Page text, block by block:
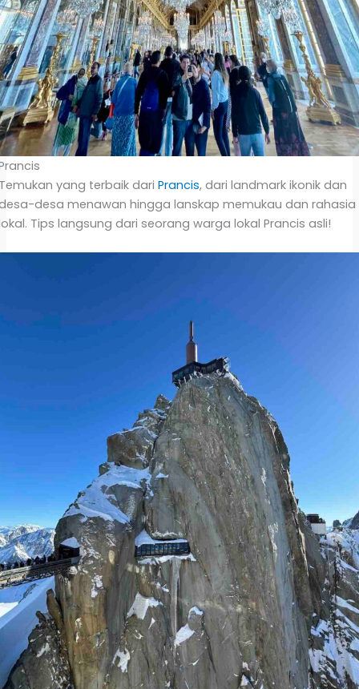
yang terbaik dari Prancis, dari landmark ikonik dan
desa menawan hingga lanskap memukau dan rahasia
Tips langsung dari seorang warga lokal Prancis asli!